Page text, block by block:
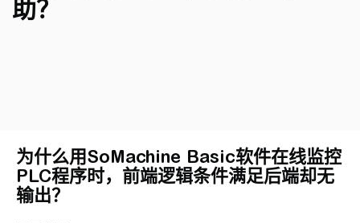
助？
为什么用SoMachine Basic软件在线监控
PLC程序时，前端逻辑条件满足后端却无
输出？